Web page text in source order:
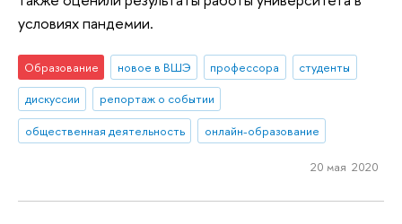
условиях пандемии.
Образование новое в ВШЭ профессора
студенты
дискуссии
репортаж о событии
общественная деятельность
онлайн-образование
20 мая 2020